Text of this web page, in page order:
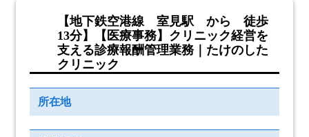
【地下鉄空港線 室見駅 から 徒歩
13分】【医療事務】クリニック経営を
支える診療報酬管理業務｜たけのした
クリニック
所在地